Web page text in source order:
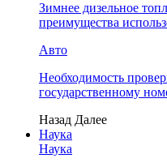
Зимнее дизельное
преимущества
Авто
Необходимость
государственному
Назад Далее
Наука
Наука